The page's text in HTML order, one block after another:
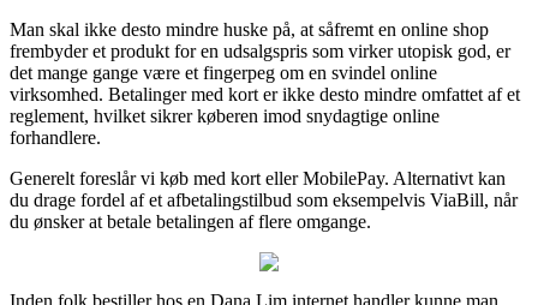
Man skal ikke desto mindre huske på, at såfremt en online shop
frembyder et produkt for en udsalgspris som virker utopisk god, er
det mange gange være et fingerpeg om en svindel online
virksomhed. Betalinger med kort er ikke desto mindre omfattet af et
reglement, hvilket sikrer køberen imod snydagtige online
forhandlere.
Generelt foreslår vi køb med kort eller MobilePay. Alternativt kan
du drage fordel af et afbetalingstilbud som eksempelvis ViaBill, når
du ønsker at betale betalingen af flere omgange.
Inden folk bestiller hos en Dana Lim internet handler kunne man